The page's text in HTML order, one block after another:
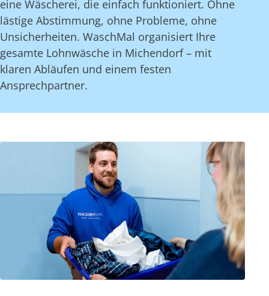
eine Wäscherei, die einfach funktioniert. Ohne
lästige Abstimmung, ohne Probleme, ohne
Unsicherheiten. WaschMal organisiert Ihre
gesamte Lohnwäsche in Michendorf – mit
klaren Abläufen und einem festen
Ansprechpartner.